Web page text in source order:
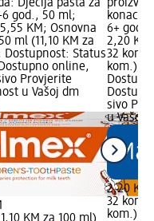
Dječija pasta za
god., 50 ml;
KM; Osnovna
ml (11,10 KM za
Dostupnost: Status
online,
Provjerite
u Vašoj dm
konac
6+ god.,
2,20
32 kom.
kom.);
sivo
u Vašoj
2,20 KM
32 kom.
kom.)